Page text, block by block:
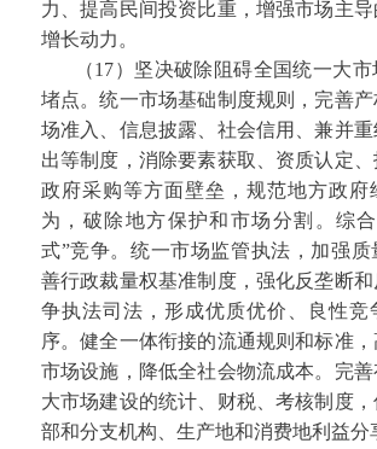
力、提高民间投资比重，增强市场主
增长动力。
（17）坚决破除阻碍全国统一大
堵点。统一市场基础制度规则，完善
场准入、信息披露、社会信用、兼并重
出等制度，消除要素获取、资质认定、
政府采购等方面壁垒，规范地方政府
为，破除地方保护和市场分割。综
式”竞争。统一市场监管执法，加强质
善行政裁量权基准制度，强化反垄断
争执法司法，形成优质优价、良性竞
序。健全一体衔接的流通规则和标准
市场设施，降低全社会物流成本。完
大市场建设的统计、财税、考核制度
部和分支机构、生产地和消费地利益分